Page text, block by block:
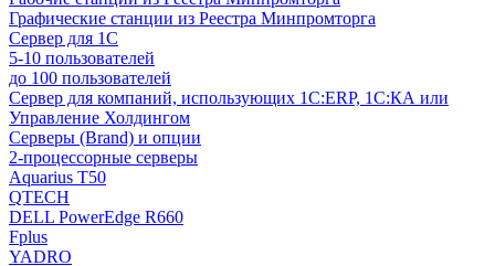
Графические станции из Реестра Минпромторга
Сервер для 1С
5-10 пользователей
до 100 пользователей
Сервер для компаний, использующих 1C:ERP, 1С:КА или
Управление Холдингом
Серверы (Brand) и опции
2-процессорные серверы
Aquarius T50
QTECH
DELL PowerEdge R660
Fplus
YADRO